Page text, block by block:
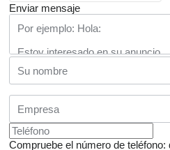
Enviar mensaje
Compruebe el número de